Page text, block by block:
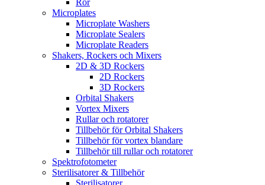
Rör
Microplates
Microplate Washers
Microplate Sealers
Microplate Readers
Shakers, Rockers och Mixers
2D & 3D Rockers
2D Rockers
3D Rockers
Orbital Shakers
Vortex Mixers
Rullar och rotatorer
Tillbehör för Orbital Shakers
Tillbehör för vortex blandare
Tillbehör till rullar och rotatorer
Spektrofotometer
Sterilisatorer & Tillbehör
Sterilisatorer